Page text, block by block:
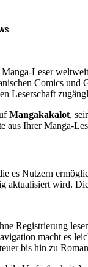
Leser
Comics
Leserschaft
Mangakakalot,
Ihrer Manga-
es Nutzern
aktualisiert wird.
Registrierung
macht es
bis hin zu